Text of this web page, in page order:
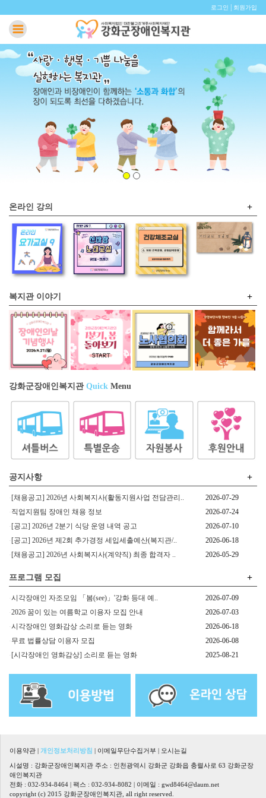
로그인 회원가입
온라인 강의 +
복지관 이야기 +
강화군장애인복지관 Quick Menu
공지사항 +
[채용공고] 2026년 사회복지사(활동지원사업 전담관리..
2026-07-29
직업지원팀 장애인 채용 정보
2026-07-24
[공고] 2026년 2분기 식당 운영 내역 공고
2026-07-10
[공고] 2026년 제2회 추가경정 세입세출예산(복지관/..
2026-06-18
[채용공고] 2026년 사회복지사(계약직) 최종 합격자 ..
2026-05-29
프로그램 모집 +
시각장애인 자조모임 「봄(see)」'강화 등대 예..
2026-07-09
2026 꿈이 있는 여름학교 이용자 모집 안내
2026-07-03
시각장애인 영화감상 소리로 듣는 영화
2026-06-18
무료 법률상담 이용자 모집
2026-06-08
[시각장애인 영화감상] 소리로 듣는 영화
2025-08-21
이용약관 | 개인정보처리방침 | 이메일무단수집거부 | 오시는길
시설명 : 강화군장애인복지관 주소 : 인천광역시 강화군 강화읍 충렬사로 63 강화군장
애인복지관
전화 : 032-934-8464 | 팩스 : 032-934-8082 | 이메일 : gwd8464@daum.net
copyright (c) 2015 강화군장애인복지관, all right reserved.